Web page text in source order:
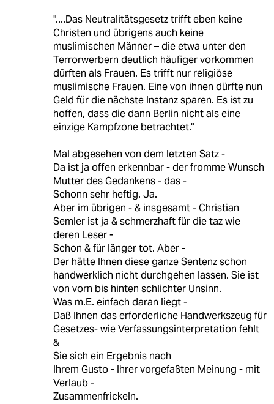
"....Das Neutralitätsgesetz trifft eben keine
Christen und übrigens auch keine
muslimischen Männer – die etwa unter den
Terrorwerbern deutlich häufiger vorkommen
dürften als Frauen. Es trifft nur religiöse
muslimische Frauen. Eine von ihnen dürfte nun
Geld für die nächste Instanz sparen. Es ist zu
hoffen, dass die dann Berlin nicht als eine
einzige Kampfzone betrachtet."
Mal abgesehen von dem letzten Satz -
Da ist ja offen erkennbar - der fromme Wunsch
Mutter des Gedankens - das -
Schonn sehr heftig. Ja.
Aber im übrigen - & insgesamt - Christian
Semler ist ja & schmerzhaft für die taz wie
deren Leser -
Schon & für länger tot. Aber -
Der hätte Ihnen diese ganze Sentenz schon
handwerklich nicht durchgehen lassen. Sie ist
von vorn bis hinten schlichter Unsinn.
Was m.E. einfach daran liegt -
Daß Ihnen das erforderliche Handwerkszeug für
Gesetzes- wie Verfassungsinterpretation fehlt
&
Sie sich ein Ergebnis nach
Ihrem Gusto - Ihrer vorgefaßten Meinung - mit
Verlaub -
Zusammenfrickeln.